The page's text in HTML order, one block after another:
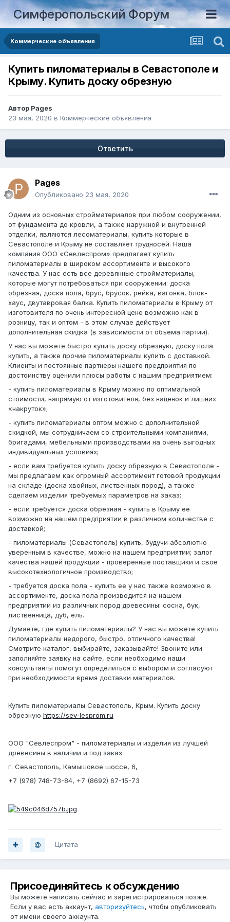
Симферопольский Форум
Коммерческие объявления
Купить пиломатериалы в Севастополе и
Крыму. Купить доску обрезную
Автор Pages
23 мая, 2020 в Коммерческие объявления
Ответить
Pages
Опубликовано 23 мая, 2020
Одним из основных стройматериалов при любом сооружении,
от фундамента до кровли, а также наружной и внутренней
отделки, являются лесоматериалы, купить которые в
Севастополе и Крыму не составляет трудносей. Наша
компания ООО «Севлеспром» предлагает купить
пиломатериалы в широком ассортименте и высокого
качества. У нас есть все деревянные стройматериалы,
которые могут потребоваться при сооружении: доска
обрезная, доска пола, брус, брусок, рейка, вагонка, блок-
хаус, двутавровая балка. Купить пиломатериалы в Крыму от
изготовителя по очень интересной цене возможно как в
розницу, так и оптом - в этом случае действует
дополнительная скидка (в зависимости от объема партии).
У нас вы можете быстро купить доску обрезную, доску пола
купить, а также прочие пиломатериалы купить с доставкой.
Клиенты и постоянные партнеры нашего предприятия по
достоинству оценили плюсы работы с нашим предприятием:
- купить пиломатериалы в Крыму можно по оптимальной
стоимости, напрямую от изготовителя, без наценок и лишних
«накруток»;
- купить пиломатериалы оптом можно с дополнительной
скидкой, мы сотрудничаем со строительными компаниями,
бригадами, мебельными производствами на очень выгодных
индивидуальных условиях;
- если вам требуется купить доску обрезную в Севастополе -
мы предлагаем как огромный ассортимент готовой продукции
на складе (доска хвойных, лиственных пород), а также
сделаем изделия требуемых параметров на заказ;
- если требуется доска обрезная - купить в Крыму ее
возможно на нашем предприятии в различном количестве с
доставкой;
- пиломатериалы (Севастополь) купить, будучи абсолютно
уверенным в качестве, можно на нашем предприятии; залог
качества нашей продукции - проверенные поставщики и свое
высокотехнологичное производство;
- требуется доска пола - купить ее у нас также возможно в
ассортименте, доска пола производится на нашем
предприятии из различных пород древесины: сосна, бук,
лиственница, дуб, ель.
Думаете, где купить пиломатериалы? У нас вы можете купить
пиломатериалы недорого, быстро, отличного качества!
Смотрите каталог, выбирайте, заказывайте! Звоните или
заполняйте заявку на сайте, если необходимо наши
консультанты помогут определиться с выбором и согласуют
при необходимости время доставки материалов.
Купить пиломатериалы Севастополь, Крым. Купить доску
обрезную https://sev-lesprom.ru
ООО "Севлеспром" - пиломатериалы и изделия из лучшей
древесины в наличии и под заказ
г. Севастополь, Камышовое шоссе, 6,
+7 (978) 748-73-84, +7 (8692) 67-15-73
Цитата
Присоединяйтесь к обсуждению
Вы можете написать сейчас и зарегистрироваться позже.
Если у вас есть аккаунт, авторизуйтесь, чтобы опубликовать
от имени своего аккаунта.